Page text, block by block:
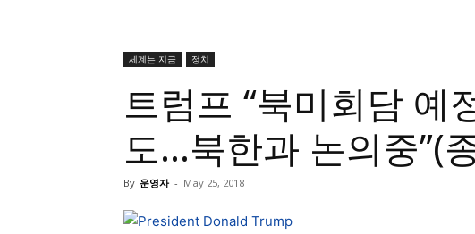
세계는 지금 정치
트럼프 “북미회담 예
도…북한과 논의중”(
By 운영자 - May 25, 2018